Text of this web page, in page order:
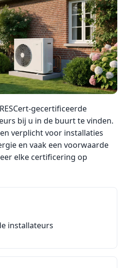
gecertificeerde
bij u in de buurt te vinden.
verplicht voor installaties
en vaak een voorwaarde
elke certificering op
installateurs